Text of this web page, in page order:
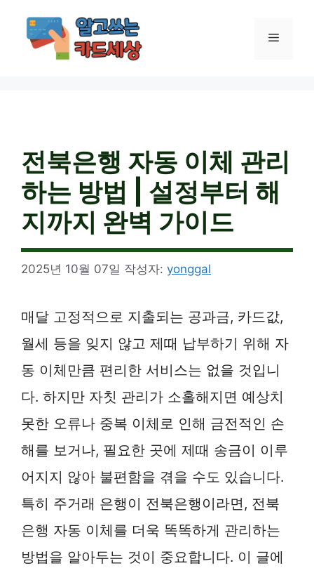
메
전북은행 자동 이체 관리
하는 방법 | 설정부터 해
지까지 완벽 가이드
2025년 10월 07일 작성자: yonggal
매달 고정적으로 지출되는 공과금, 카드값,
월세 등을 잊지 않고 제때 납부하기 위해 자
동 이체만큼 편리한 서비스는 없을 것입니
다. 하지만 자칫 관리가 소홀해지면 예상치
못한 오류나 중복 이체로 인해 금전적인 손
해를 보거나, 필요한 곳에 제때 송금이 이루
어지지 않아 불편함을 겪을 수도 있습니다.
특히 주거래 은행이 전북은행이라면, 전북
은행 자동 이체를 더욱 똑똑하게 관리하는
방법을 알아두는 것이 중요합니다. 이 글에